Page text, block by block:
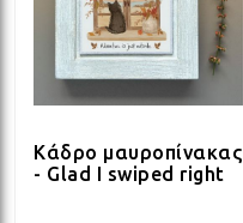
Κάδρο μαυροπίνακας
- Glad I swiped right